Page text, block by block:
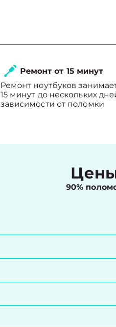
Ремонт от 15 минут
Ремонт ноутбуков
15 минут до нескольких
зависимости от поломки
90%